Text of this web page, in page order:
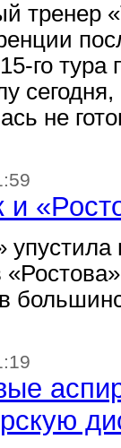
тренер
го
не
и
упустила